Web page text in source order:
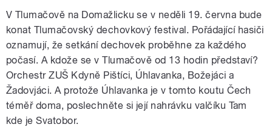
V Tlumačově na Domažlicku se v neděli 19. června bude
konat Tlumačovský dechovkový festival. Pořádající hasiči
oznamují, že setkání dechovek proběhne za každého
počasí. A kdože se v Tlumačově od 13 hodin představí?
Orchestr ZUŠ Kdyně Pištíci, Úhlavanka, Božejáci a
Žadovjáci. A protože Úhlavanka je v tomto koutu Čech
téměř doma, poslechněte si její nahrávku valčíku Tam
kde je Svatobor.